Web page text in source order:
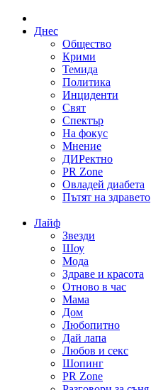
Днес
Общество
Крими
Темида
Политика
Инциденти
Свят
Спектър
На фокус
Мнение
ДИРектно
PR Zone
Овладей диабета
Пътят на здравето
Лайф
Звезди
Шоу
Мода
Здраве и красота
Отново в час
Мама
Дом
Любопитно
Дай лапа
Любов и секс
Шопинг
PR Zone